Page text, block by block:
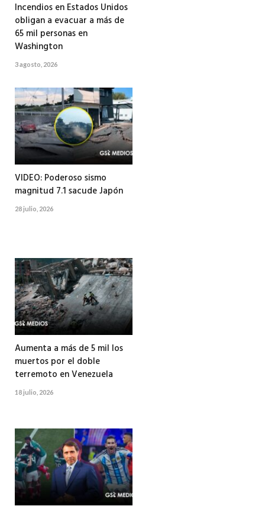
Incendios en Estados Unidos
obligan a evacuar a más de
65 mil personas en
Washington
3 agosto, 2026
VIDEO: Poderoso sismo
magnitud 7.1 sacude Japón
28 julio, 2026
Aumenta a más de 5 mil los
muertos por el doble
terremoto en Venezuela
18 julio, 2026